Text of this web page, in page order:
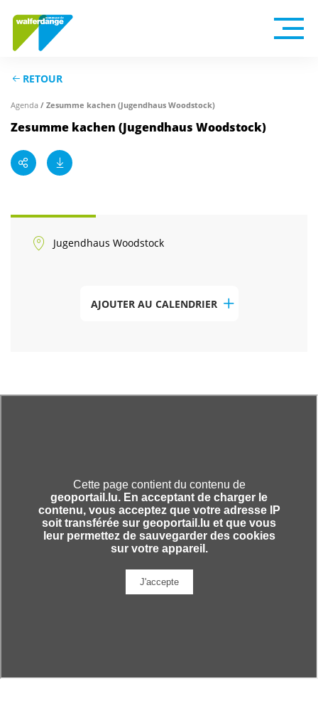
RETOUR
Agenda / Zesumme kachen (Jugendhaus Woodstock)
Zesumme kachen (Jugendhaus Woodstock)
Jugendhaus Woodstock
AJOUTER AU CALENDRIER